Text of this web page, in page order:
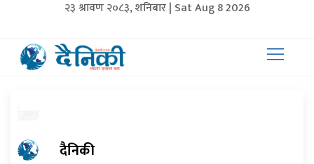
२३ श्रावण २०८३, शनिबार | Sat Aug 8 2026
दैनिकी